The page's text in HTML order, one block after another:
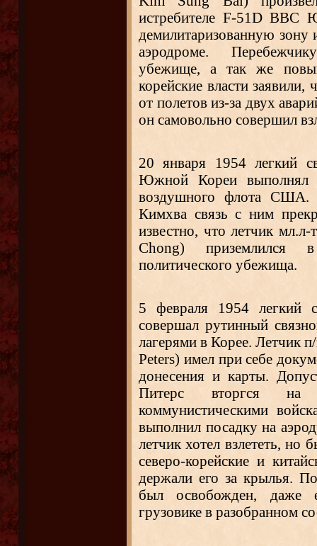
истребителе F-51D ВВС
демилитаризованную зону
аэродроме.
убежище, а так же
корейские власти
от полетов из-за двух
он самовольно совершил
20 января 1954 легкий
Южной Кореи выполнял
воздушного флота США.
Кимхва связь с ним
известно, что летчик
Chong) приземлился
политического убежища.
5 февраля 1954
совершал рутинный
лагерями в Корее. Летчик
Peters) имел при себе
донесения и карты.
Питерс вторгся на
коммунистическими
выполнил посадку на
летчик хотел взлететь, но
северо-корейские и
держали его за крылья.
был освобожден, даже
грузовике в разобранном